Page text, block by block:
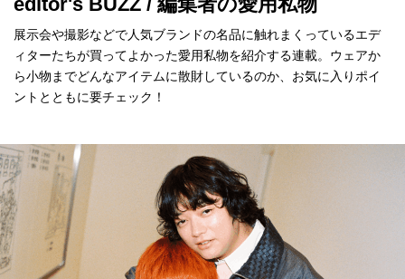
展示会や撮影などで人気ブランドの名品に触れまくっているエデ
ィターたちが買ってよかった愛用私物を紹介する連載。ウェアか
ら小物までどんなアイテムに散財しているのか、お気に入りポイ
ントとともに要チェック！